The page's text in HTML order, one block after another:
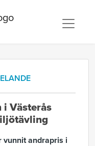
i Västerås
vunnit andrapris i